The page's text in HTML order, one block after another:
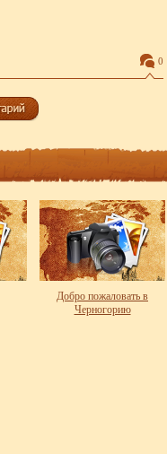
0
Добро пожаловать в
Черногорию